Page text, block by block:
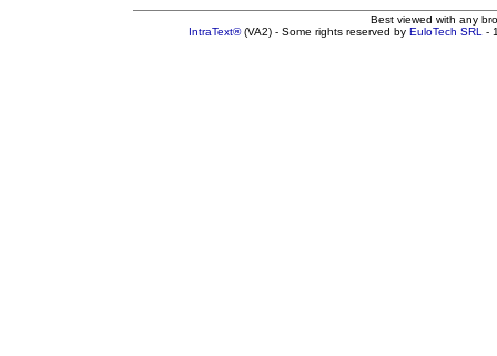
Best viewed with any
IntraText®(VA2) - Some rights reserved by EuloTech SRL -